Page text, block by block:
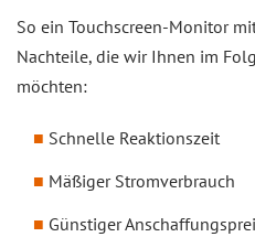
So ein Touchscreen-Monitor
Nachteile, die wir Ihnen im
möchten:
Schnelle Reaktionszeit
Mäßiger Stromverbrauch
Günstiger